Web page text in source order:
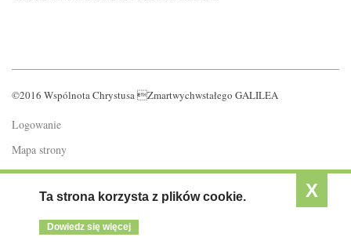
©2016 Wspólnota Chrystusa Zmartwychwstałego GALILEA
Logowanie
Mapa strony
Polityka prywatności
Ta strona korzysta z plików cookie.
Dowiedz się więcej
X